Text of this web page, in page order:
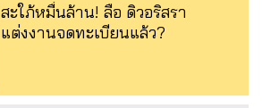
สะใภ้หมื่นล้าน! ลือ ดิวอริสรา
แต่งงานจดทะเบียนแล้ว?